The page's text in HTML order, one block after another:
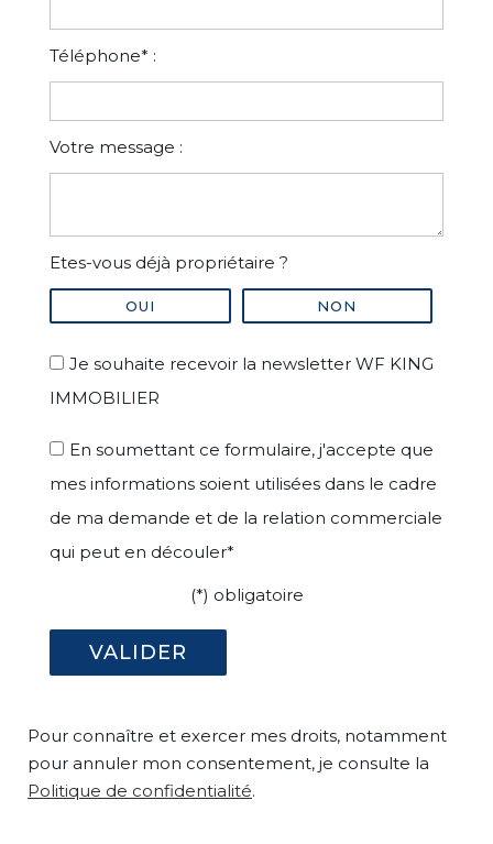
Téléphone* :
Votre message :
Etes-vous déjà propriétaire ?
OUI NON
Je souhaite recevoir la newsletter WF KING
IMMOBILIER
En soumettant ce formulaire, j'accepte que
mes informations soient utilisées dans le cadre
de ma demande et de la relation commerciale
qui peut en découler*
(*) obligatoire
Pour connaître et exercer mes droits, notamment
pour annuler mon consentement, je consulte la
Politique de confidentialité.